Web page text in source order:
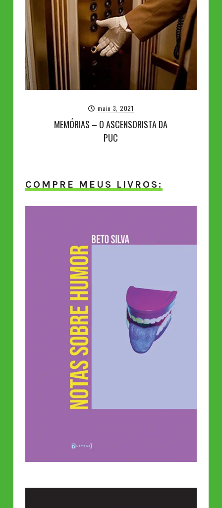
maio 3, 2021
MEMÓRIAS – O ASCENSORISTA DA
PUC
COMPRE MEUS LIVROS: